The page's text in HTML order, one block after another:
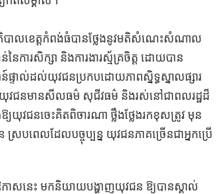
ភិបាលខេត្តកំពង់ធំបានថ្លែងនូវមតិសំណេះសំណាល
ៃការសិក្សា និងការងារស្ម័គ្រចិត្ត ដោយបាន
ាល់ដល់យុវជនប្រកបដោយភាពស្និទ្ធស្នាលផ្សារ
យយុវជនមានសីលធម៌ សុជីវធម៌ និងរស់នៅជាពលរដ្ឋដ៏
ឱ្យយុវជនចេះគិតពិចារណា ថ្លឹងថ្លែងរកខុសត្រូវ មុន
ស្របពេលដែលបច្ចុប្បន្ន យុវជនភាគច្រើនជាអ្នកប្រើ
កាសនេះ មកនិយាយបង្ហាញយុវជន ឱ្យបានស្គាល់